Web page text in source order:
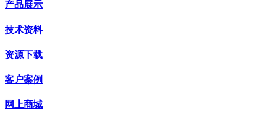
产品展示
技术资料
资源下载
客户案例
网上商城